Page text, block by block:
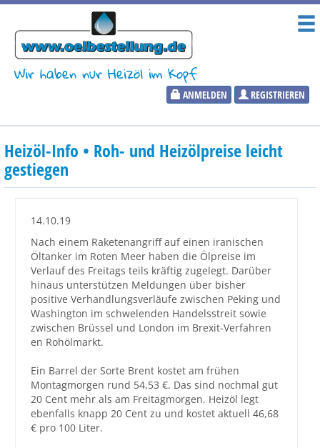
Wir haben nur Heizöl im Kopf
ANMELDEN REGISTRIEREN
Heizölpreise
Aktueller Heizölpreis
PLZ:
Marktinformationen
Wunschpreis Benachrichtigung
Großbestellungen
Produkte
Service
Händler
Heizöl-Info • Roh- und Heizölpreise leicht
gestiegen
14.10.19
Nach einem Raketenangriff auf einen iranischen
Öltanker im Roten Meer haben die Ölpreise im
Verlauf des Freitags teils kräftig zugelegt. Darüber
hinaus unterstützen Meldungen über bisher
positive Verhandlungsverläufe zwischen Peking und
Washington im schwelenden Handelsstreit sowie
zwischen Brüssel und London im Brexit-Verfahren
en Rohölmarkt.
Ein Barrel der Sorte Brent kostet am frühen
Montagmorgen rund 54,53 €. Das sind nochmal gut
20 Cent mehr als am Freitagmorgen. Heizöl legt
ebenfalls knapp 20 Cent zu und kostet aktuell 46,68
€ pro 100 Liter.